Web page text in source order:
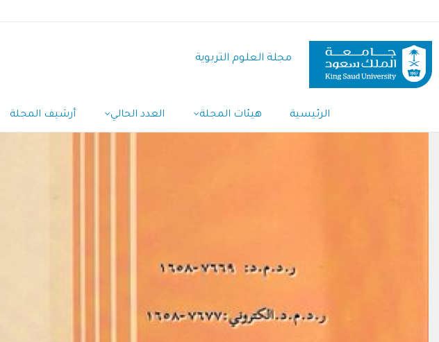
المحتوى
الرئيسي
مجلة العلوم التربوية
Navigation
الرئيسية هيئات المجلة العدد الحالي أرشيف المجلة